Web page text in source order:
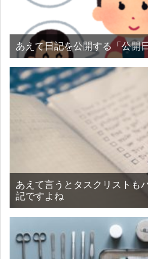
あえて日記を公開する「公開
あえて言うとタスクリストも
記ですよね